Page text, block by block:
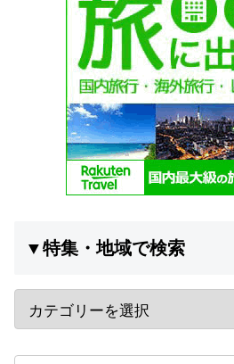
▼特集・地域で検索